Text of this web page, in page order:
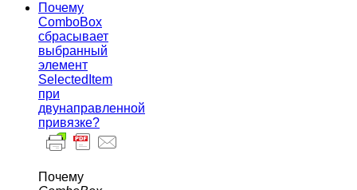
Почему
ComboBox
сбрасывает
выбранный
элемент
SelectedItem
при
двунаправленной
привязке?
Почему